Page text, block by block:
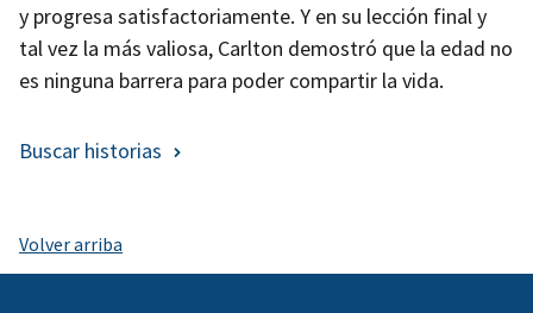
y progresa satisfactoriamente. Y en su lección final y
tal vez la más valiosa, Carlton demostró que la edad no
es ninguna barrera para poder compartir la vida.
Buscar historias
Volver arriba